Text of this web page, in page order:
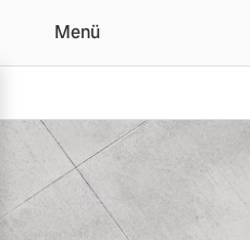
Über Uns |
Menü
Vollelektrisch